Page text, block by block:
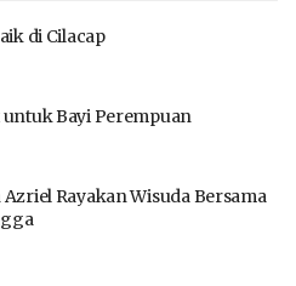
di Cilacap
untuk Bayi Perempuan
Rayakan Wisuda Bersama